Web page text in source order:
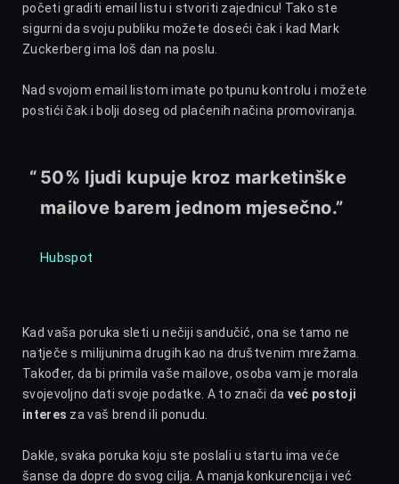
početi graditi email listu i stvoriti zajednicu! Tako ste
sigurni da svoju publiku možete doseći čak i kad Mark
Zuckerberg ima loš dan na poslu.
Nad svojom email listom imate potpunu kontrolu i možete
postići čak i bolji doseg od plaćenih načina promoviranja.
50% ljudi kupuje kroz marketinške
mailove barem jednom mjesečno.”
Hubspot
Kad vaša poruka sleti u nečiji sandučić, ona se tamo ne
natječe s milijunima drugih kao na društvenim mrežama.
Također, da bi primila vaše mailove, osoba vam je morala
svojevoljno dati svoje podatke. A to znači da već postoji
interes za vaš brend ili ponudu.
Dakle, svaka poruka koju ste poslali u startu ima veće
šanse da dopre do svog cilja. A manja konkurencija i već